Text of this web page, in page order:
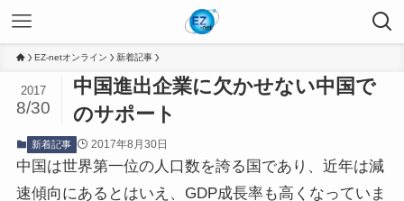
EZ-netオンライン 新着記事
中国進出企業に欠かせない中国で
のサポート
2017
8/30
新着記事 2017年8月30日
中国は世界第一位の人口数を誇る国であり、近年は減
速傾向にあるとはいえ、GDP成長率も高くなっていま